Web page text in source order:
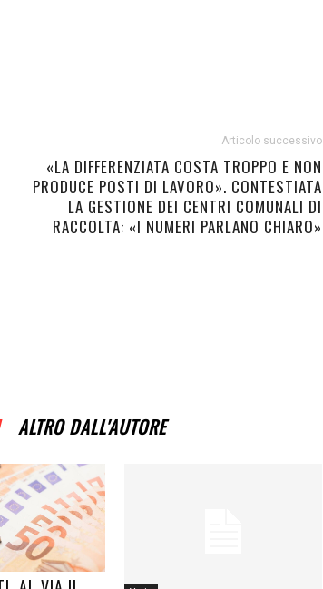
Articolo successivo
«LA DIFFERENZIATA COSTA TROPPO E NON
PRODUCE POSTI DI LAVORO». CONTESTIATA
LA GESTIONE DEI CENTRI COMUNALI DI
RACCOLTA: «I NUMERI PARLANO CHIARO»
ALTRO DALL'AUTORE